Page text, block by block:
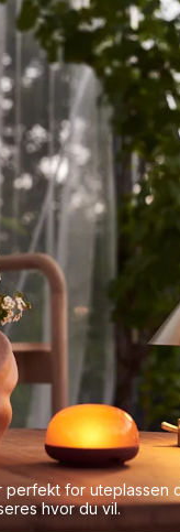
for uteplassen
hvor du vil.